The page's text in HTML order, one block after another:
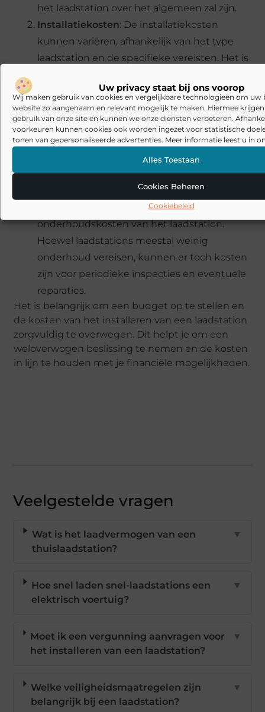
Uw privacy staat bij ons voorop
Wij maken gebruik van cookies en vergelijkbare technologieën om uw
website zo aangenaam en relevant mogelijk te maken. Hiermee
gebruik van onze site en kunnen we onze diensten verbeteren.
voorkeuren kunnen cookies ook worden ingezet voor statistische
tonen van gepersonaliseerde advertenties. Meer informatie leest u in
Alles Toestaan
Cookies Beheren
Cookiebeleid
het laadstation over het algemeen zal zijn.
Installatiekosten: De installatiekosten
kunnen variëren, afhankelijk van het type
laadstation en de specifieke vereisten. Het is
verschillende erkende installateurs om de
beste prijs te vinden.
Elektrische aansluiting: Als je huidige
elektrische aansluiting niet voldoende is
voor het laadstation, moet je mogelijk de
elektrische installatie laten aanpassen. Dit
kan extra kosten met zich meebrengen.
: Houd rekening met de
onderhoudskosten van het laadstation.
Hoewel laadstations meestal weinig
onderhoud vereisen, kunnen er toch kosten
zijn voor periodieke inspecties en eventuele
reparaties.
Het is belangrijk om een budget op te stellen en
de kosten van het installeren van een laadstation
zorgvuldig te overwegen. Dit helpt je om een
weloverwogen beslissing te nemen en de kosten
in lijn te houden met je financiële mogelijkheden.
Veelgestelde vragen
Wat is het laadvermogen van een
thuislaadstation?
▼
Hoe snel laden snel-laadstations een
elektrisch voertuig?
▼
Moet ik een vergunning aanvragen voor
het installeren van een laadstation?
▼
Welke veiligheidsmaatregelen zijn
belangrijk bij een laadstation?
▼